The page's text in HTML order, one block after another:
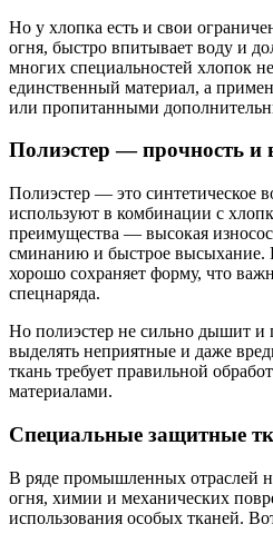
Но у хлопка есть и свои
огня, быстро впитывает воду и
многих специальностей хлопок
единственный материал, а
или пропитанными
Полиэстер — прочность и
Полиэстер — это синтетическое
используют в комбинации с
преимущества — высокая
сминанию и быстрое высыхание.
хорошо сохраняет форму, что
спецнаряда.
Но полиэстер не сильно дышит и
выделять неприятные и даже
ткань требует правильной
материалами.
Специальные защитные
В ряде промышленных отраслей
огня, химии и механических
использования особых тканей.